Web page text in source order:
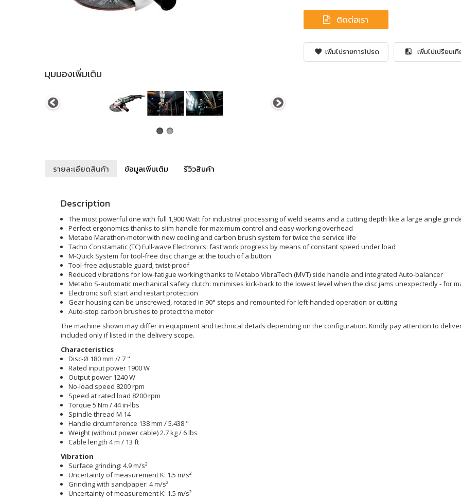
มุมมองเพิ่มเติม
ติดต่อเรา
เพิ่มไปรายการโปรด เพิ่มไปเปรียบเ
รายละเอียดสินค้า ข้อมูลเพิ่มเติม รีวิวสินค้า
Description
The most powerful one with full 1,900 Watt for industrial processing of weld seams and a cutting depth like a large angle
Perfect ergonomics thanks to slim handle for maximum control and easy working overhead
Metabo Marathon-motor with new cooling and carbon brush system for twice the service life
Tacho Constamatic (TC) Full-wave Electronics: fast work progress by means of constant speed under load
M-Quick System for tool-free disc change at the touch of a button
Tool-free adjustable guard; twist-proof
Reduced vibrations for low-fatigue working thanks to Metabo VibraTech (MVT) side handle and integrated Auto-balancer
Metabo S-automatic mechanical safety clutch: minimises kick-back to the lowest level when the disc jams unexpectedly - for
Electronic soft start and restart protection
Gear housing can be unscrewed, rotated in 90° steps and remounted for left-handed operation or cutting
Auto-stop carbon brushes to protect the motor
The machine shown may differ in equipment and technical details depending on the configuration. Kindly pay attention to
included only if listed in the delivery scope.
Characteristics
Disc-Ø 180 mm // 7 "
Rated input power 1900 W
Output power 1240 W
No-load speed 8200 rpm
Speed at rated load 8200 rpm
Torque 5 Nm / 44 in-lbs
Spindle thread M 14
Handle circumference 138 mm / 5.438 "
Weight (without power cable) 2.7 kg / 6 lbs
Cable length 4 m / 13 ft
Vibration
Surface grinding: 4.9 m/s²
Uncertainty of measurement K: 1.5 m/s²
Grinding with sandpaper: 4 m/s²
Uncertainty of measurement K: 1.5 m/s²